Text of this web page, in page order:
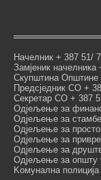
Начелник + 387 51/
Замјеник начелника
Скупштина Општине
Предсједник СО +
Секретар СО + 387
Одјељење за
Одјељење за
Одјељење за
Одјељење за
Одјељење за
Одјељење за општу
Kомунална